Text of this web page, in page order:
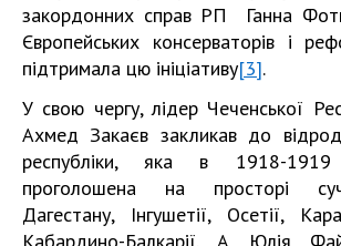
закордонних справ РП Ганна
Європейських консерваторів і
підтримала цю ініціативу[3].
У свою чергу, лідер Чеченської
Ахмед Закаєв закликав до
республіки, яка в 1918-
проголошена на просторі
Дагестану, Інгушетії, Осетії,
Кабардино-Балкарії. А Юлія